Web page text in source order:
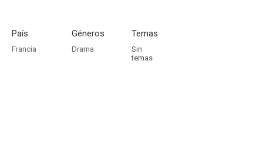
País
Francia
Géneros
Drama
Temas
Sin
temas